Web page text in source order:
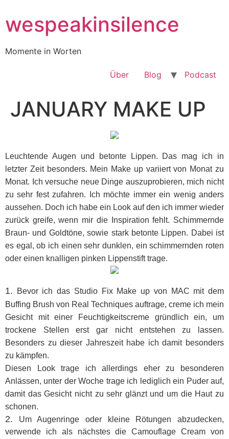
Inhalt
wechseln
wespeakinsilence
Momente in Worten
Über Blog Podcast
JANUARY MAKE UP
Leuchtende Augen und betonte Lippen. Das mag ich in
letzter Zeit besonders. Mein Make up variiert von Monat zu
Monat. Ich versuche neue Dinge auszuprobieren, mich nicht
zu sehr fest zufahren. Ich möchte immer ein wenig anders
aussehen. Doch ich habe ein Look auf den ich immer wieder
zurück greife, wenn mir die Inspiration fehlt. Schimmernde
Braun- und Goldtöne, sowie stark betonte Lippen. Dabei ist
es egal, ob ich einen sehr dunklen, ein schimmernden roten
oder einen knalligen pinken Lippenstift trage.
1.
Bevor ich das Studio Fix Make up von MAC mit dem
Buffing Brush von Real Techniques auftrage, creme ich mein
Gesicht mit einer Feuchtigkeitscreme gründlich ein, um
trockene Stellen erst gar nicht entstehen zu lassen.
Besonders zu dieser Jahreszeit habe ich damit besonders
zu kämpfen.
Diesen Look trage ich allerdings eher zu besonderen
Anlässen, unter der Woche trage ich lediglich ein Puder auf,
damit das Gesicht nicht zu sehr glänzt und um die Haut zu
schonen.
2. Um Augenringe oder kleine Rötungen abzudecken,
verwende ich als nächstes die Camouflage Cream von